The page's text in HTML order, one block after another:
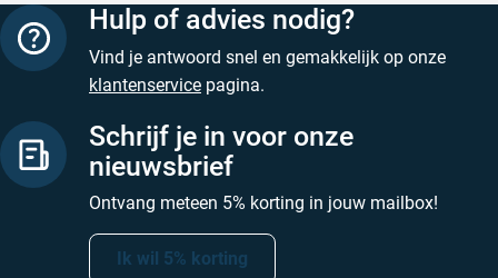
Hulp of advies nodig?
Vind je antwoord snel en gemakkelijk op onze
klantenservice pagina.
Schrijf je in voor onze
nieuwsbrief
Ontvang meteen 5% korting in jouw mailbox!
Ik wil 5% korting